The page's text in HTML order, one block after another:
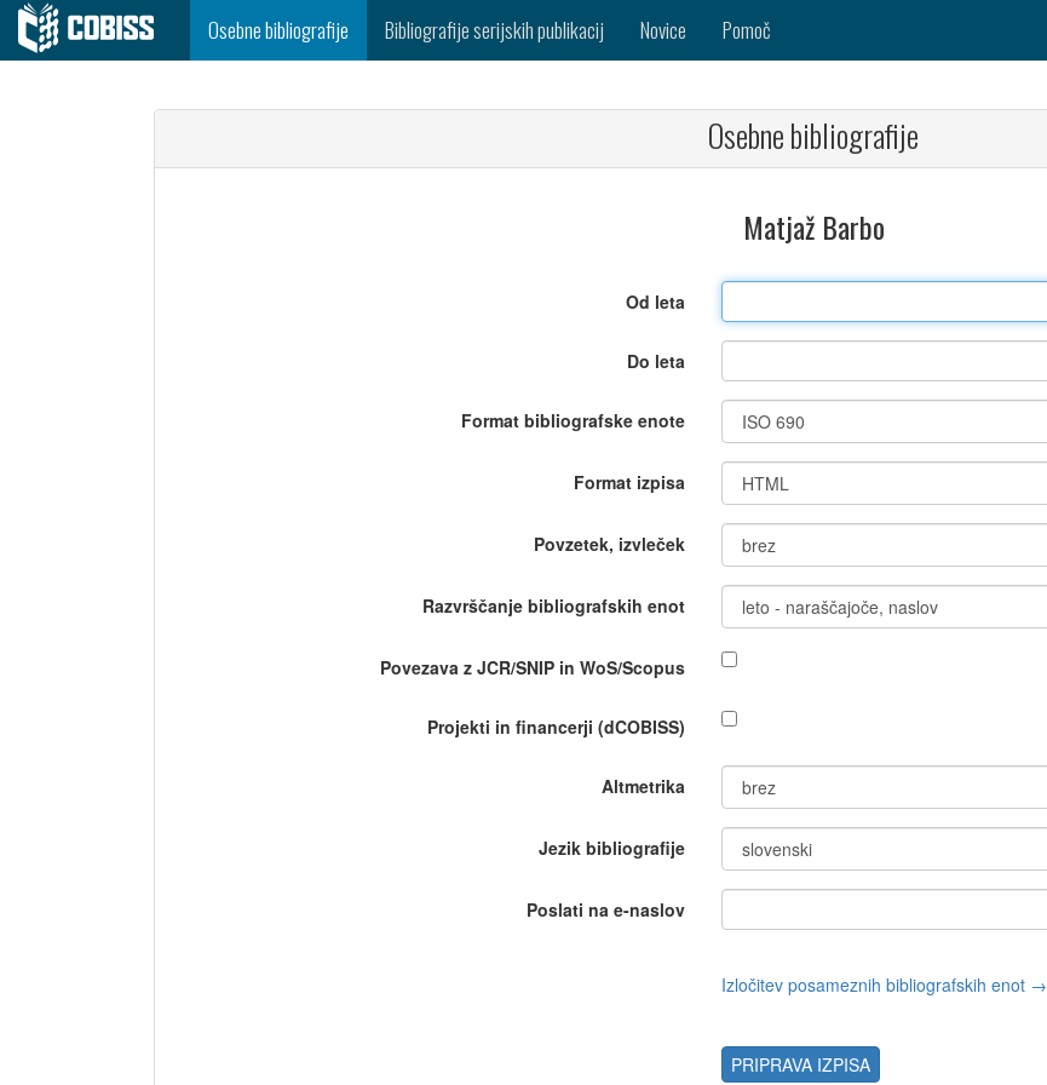
Osebne bibliografije Bibliografije serijskih publikacij Novice Pomoč
Osebne bibliografije
Matjaž Barbo
Od leta
Do leta
Format bibliografske enote
Format izpisa
Povzetek, izvleček
Razvrščanje bibliografskih enot
Povezava z JCR/SNIP in WoS/Scopus
Projekti in financerji (dCOBISS)
Altmetrika
Jezik bibliografije
Poslati na e-naslov
Izločitev posameznih bibliografskih enot →
PRIPRAVA IZPISA